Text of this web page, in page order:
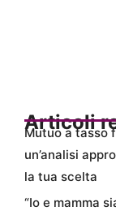
Articoli
Mutuo a tasso
un’analisi
la tua scelta
“Io e mamma